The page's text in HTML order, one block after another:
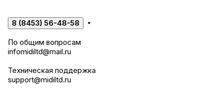
8 (8453) 56-48-58
По общим вопросам
infomidiltd@mail.ru
Техническая поддержка
support@midiltd.ru